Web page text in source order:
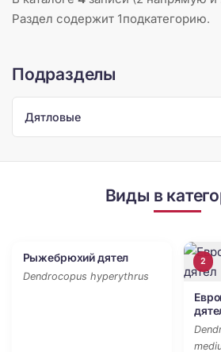
Раздел содержит 1подкатегорию.
Подразделы
Дятловые
Виды в
4
Рыжебрюхий дятел
Dendrocopus hyperythrus
2